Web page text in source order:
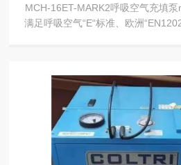
MCH-16ET-MARK2呼吸空气充填泵
满足呼吸空气“E“标准、欧洲